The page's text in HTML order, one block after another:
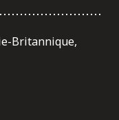
Britannique,